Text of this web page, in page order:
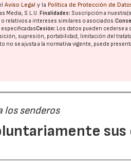
Aviso Legal y la Política de Protección de
Media, S.L.U.Finalidades: Suscripción a
relativos a intereses similares o asociados.
especificadasCesión: Los datos pueden cederse a
supresión, portabilidad, limitación del
no se ajusta a la normativa vigente, puede
los senderos
sus